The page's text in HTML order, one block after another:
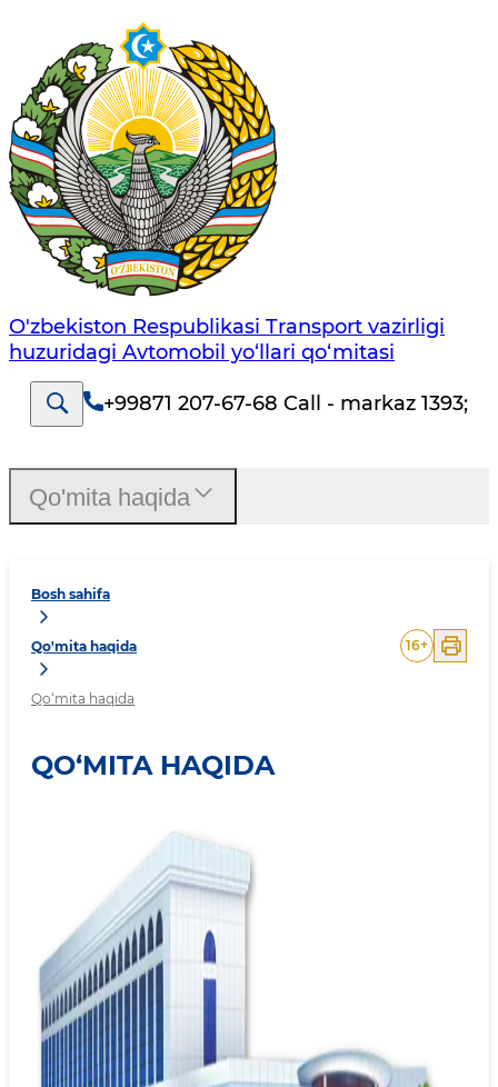
O'zbekiston Respublikasi Transport vazirligi
huzuridagi Avtomobil yo‘llari qo‘mitasi
+99871 207-67-68 Call - markaz 1393;
Bosh sahifa
Qo'mita haqida
Qo‘mita haqida
16+
QO‘MITA HAQIDA
Qo'mita haqida